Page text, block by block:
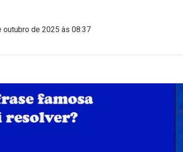
outubro de 2025 às 08:37